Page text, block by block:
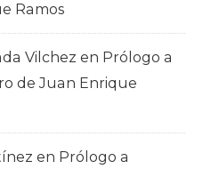
Ramos
Vilchez en Prólogo a
de Juan Enrique
en Prólogo a